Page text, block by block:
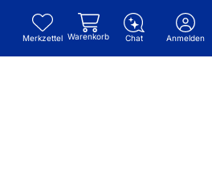
Merkzettel Warenkorb Chat Anmelden